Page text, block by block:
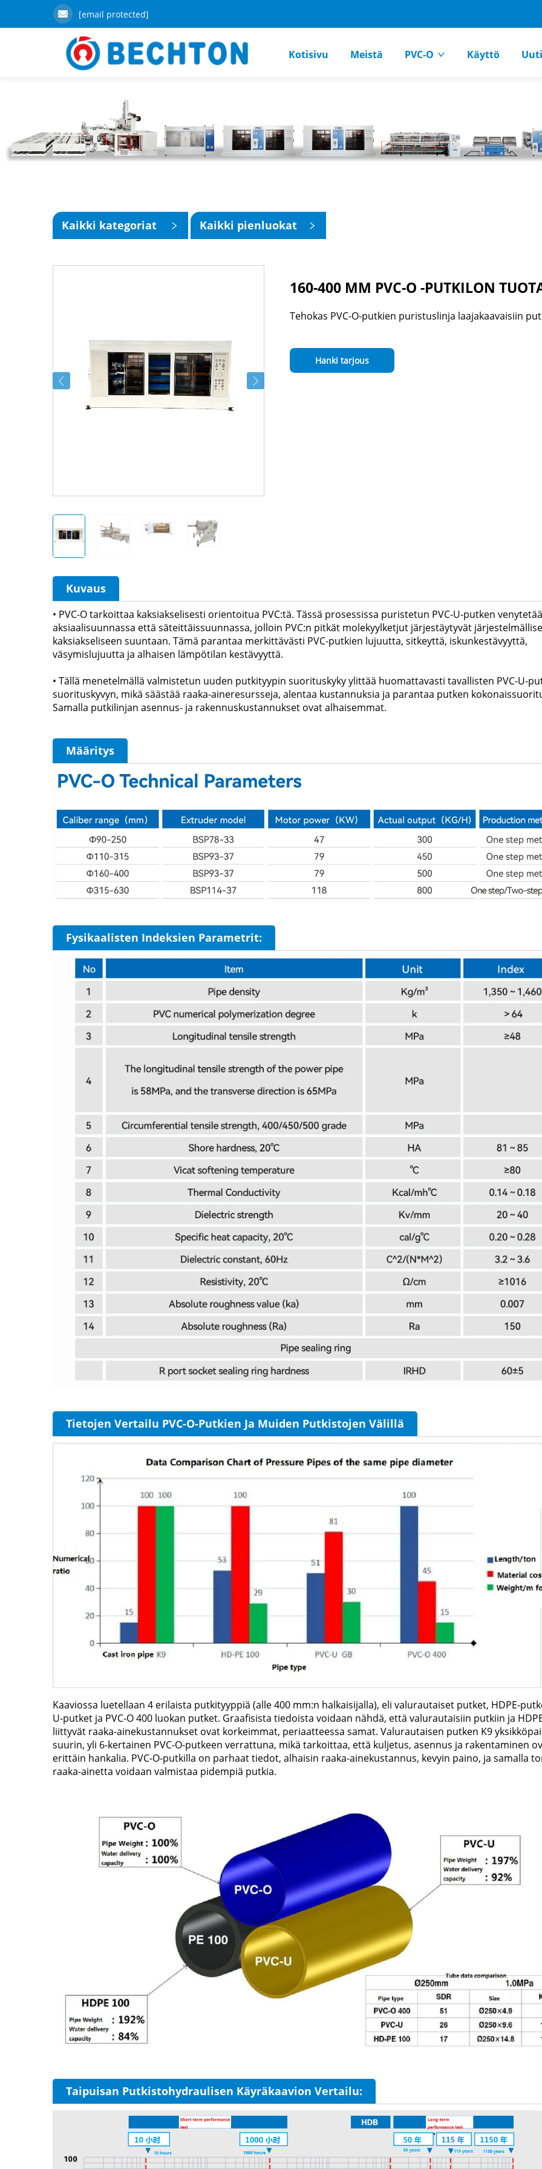
[email protected]
Kotisivu Meistä PVC-O Käyttö
Kaikki kategoriat Kaikki pienluokat
160-400 MM PVC-O -PUTKILON
Tehokas PVC-O-putkien puristuslinja laajakaavaisiin
Hanki tarjous
Kuvaus
• PVC-O tarkoittaa kaksiakselisesti orientoitua PVC:tä. Tässä prosessissa puristetun PVC-U-putken
aksiaalisuunnassa että säteittäissuunnassa, jolloin PVC:n pitkät molekyylketjut järjestäytyvät
kaksiakseliseen suuntaan. Tämä parantaa merkittävästi PVC-putkien lujuutta, sitkeyttä, iskunkestävyyttä,
väsymislujuutta ja alhaisen lämpötilan kestävyyttä.
• Tällä menetelmällä valmistetun uuden putkityypin suorituskyky ylittää huomattavasti tavallisten PVC-U-
suorituskyvyn, mikä säästää raaka-aineresursseja, alentaa kustannuksia ja parantaa putken
Samalla putkilinjan asennus- ja rakennuskustannukset ovat alhaisemmat.
Määritys
Fysikaalisten Indeksien Parametrit:
Tietojen Vertailu PVC-O-Putkien Ja Muiden Putkistojen Välillä
Kaaviossa luetellaan 4 erilaista putkityyppiä (alle 400 mm:n halkaisijalla), eli valurautaiset putket, HDPE-
U-putket ja PVC-O 400 luokan putket. Graafisista tiedoista voidaan nähdä, että valurautaisiin putkiin ja
liittyvät raaka-ainekustannukset ovat korkeimmat, periaatteessa samat. Valurautaisen putken K9
suurin, yli 6-kertainen PVC-O-putkeen verrattuna, mikä tarkoittaa, että kuljetus, asennus ja rakentaminen
erittäin hankalia. PVC-O-putkilla on parhaat tiedot, alhaisin raaka-ainekustannus, kevyin paino, ja samalla
raaka-ainetta voidaan valmistaa pidempiä putkia.
Taipuisan Putkistohydraulisen Käyräkaavion Vertailu: